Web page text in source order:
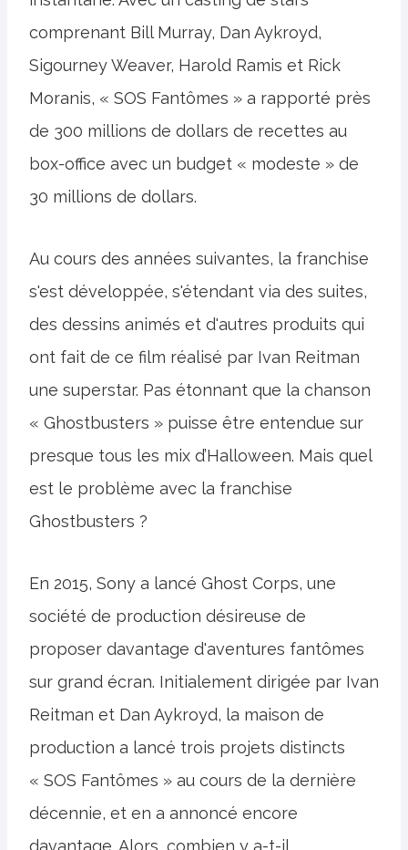
comprenant Bill Murray, Dan Aykroyd,
Sigourney Weaver, Harold Ramis et Rick
Moranis, « SOS Fantômes » a rapporté près
de 300 millions de dollars de recettes au
box-office avec un budget « modeste » de
30 millions de dollars.
Au cours des années suivantes, la franchise
s'est développée, s'étendant via des suites,
des dessins animés et d'autres produits qui
ont fait de ce film réalisé par Ivan Reitman
une superstar. Pas étonnant que la chanson
« Ghostbusters » puisse être entendue sur
presque tous les mix d’Halloween. Mais quel
est le problème avec la franchise
Ghostbusters ?
En 2015, Sony a lancé Ghost Corps, une
société de production désireuse de
proposer davantage d'aventures fantômes
sur grand écran. Initialement dirigée par Ivan
Reitman et Dan Aykroyd, la maison de
production a lancé trois projets distincts
« SOS Fantômes » au cours de la dernière
décennie, et en a annoncé encore
davantage. Alors, combien y a-t-il